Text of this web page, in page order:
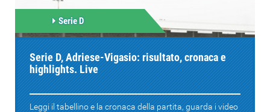
Serie D
Serie D, Adriese-Vigasio: risultato, cronaca e
highlights. Live
Leggi il tabellino e la cronaca della partita, guarda i video